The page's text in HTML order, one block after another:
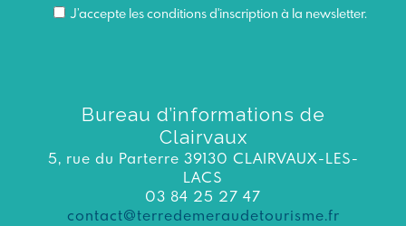
J’accepte les conditions d'inscription à la newsletter.
Bureau d’informations de
Clairvaux
5, rue du Parterre 39130 CLAIRVAUX-LES-
LACS
03 84 25 27 47
contact@terredemeraudetourisme.fr